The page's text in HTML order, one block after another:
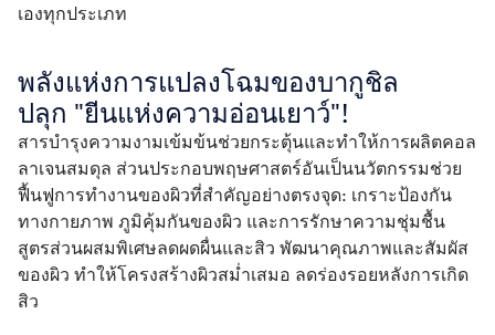
เองทุกประเภท
พลังแห่งการแปลงโฉมของบากูชิล
ปลุก "ยีนแห่งความอ่อนเยาว์"!
สารบำรุงความงามเข้มข้นช่วยกระตุ้นและทำให้การผลิตคอล
ลาเจนสมดุล ส่วนประกอบพฤษศาสตร์อันเป็นนวัตกรรมช่วย
ฟื้นฟูการทำงานของผิวที่สำคัญอย่างตรงจุด: เกราะป้องกัน
ทางกายภาพ ภูมิคุ้มกันของผิว และการรักษาความชุ่มชื้น
สูตรส่วนผสมพิเศษลดผดผื่นและสิว พัฒนาคุณภาพและสัมผัส
ของผิว ทำให้โครงสร้างผิวสม่ำเสมอ ลดร่องรอยหลังการเกิด
สิว